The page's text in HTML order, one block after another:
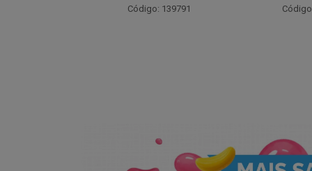
Código: 139791